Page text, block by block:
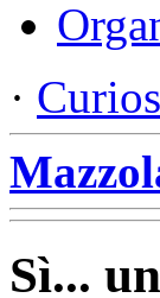
·
Sì...